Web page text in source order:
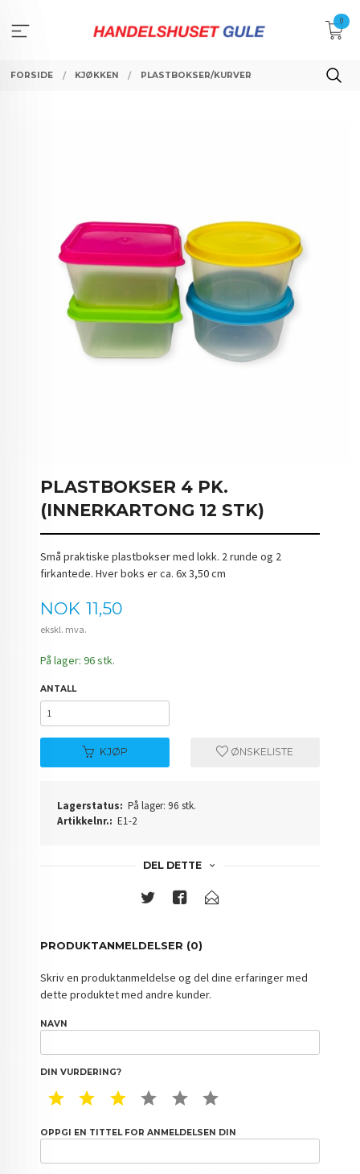
innholdet
0
FORSIDE KJØKKEN PLASTBOKSER/KURVER
PLASTBOKSER 4 PK.
(INNERKARTONG 12 STK)
Små praktiske plastbokser med lokk. 2 runde og 2
firkantede. Hver boks er ca. 6x 3,50 cm
Pris
NOK 11,50
ekskl. mva.
På lager: 96 stk.
ANTALL
KJØP ØNSKELISTE
Lagerstatus: På lager: 96 stk.
Artikkelnr.: E1-2
DEL DETTE
PRODUKTANMELDELSER (0)
Skriv en produktanmeldelse og del dine erfaringer med
dette produktet med andre kunder.
NAVN
DIN VURDERING?
1 STAR2 STAR3 STAR4 STAR5 STAR
OPPGI EN TITTEL FOR ANMELDELSEN DIN